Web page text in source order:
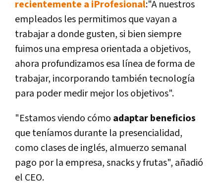
recientemente a iProfesional:"A nuestros
empleados les permitimos que vayan a
trabajar a donde gusten, si bien siempre
fuimos una empresa orientada a objetivos,
ahora profundizamos esa línea de forma de
trabajar, incorporando también tecnología
para poder medir mejor los objetivos".
"Estamos viendo cómo adaptar beneficios
que teníamos durante la presencialidad,
como clases de inglés, almuerzo semanal
pago por la empresa, snacks y frutas", añadió
el CEO.